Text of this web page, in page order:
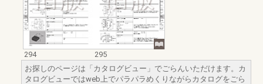
294
295
お探しのページは「カタログビュー」でごらんいただけます。カ
タログビューではweb上でパラパラめくりながらカタログをごら